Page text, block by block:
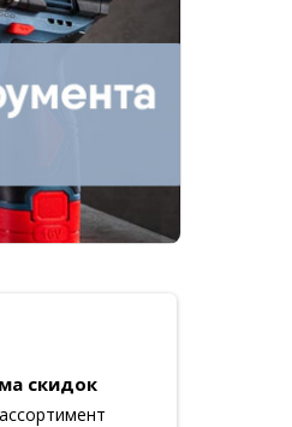
скидок